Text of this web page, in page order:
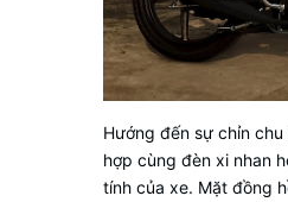
Hướng đến sự chỉn
hợp cùng đèn xi nhan
tính của xe. Mặt đồng